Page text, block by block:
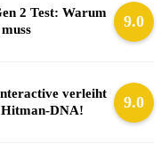
2 Test: Warum
9.0
verleiht
Hitman-DNA!
9.0